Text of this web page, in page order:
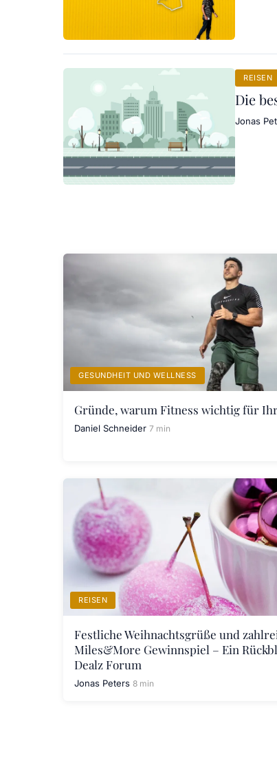
REISEN
Die
Jonas
GESUNDHEIT UND WELLNESS
Gründe, warum Fitness wichtig für
Daniel Schneider 7 min
REISEN
Festliche Weihnachtsgrüße und
Miles&More Gewinnspiel – Ein
Dealz Forum
Jonas Peters 8 min